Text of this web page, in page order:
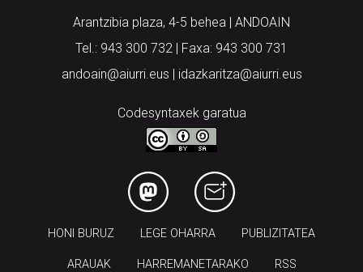
Arantzibia plaza, 4-5 behea | ANDOAIN
Tel.: 943 300 732 | Faxa: 943 300 731
andoain@aiurri.eus | idazkaritza@aiurri.eus
Codesyntaxek garatua
HONI BURUZ LEGE OHARRA PUBLIZITATEA
ARAUAK HARREMANETARAKO RSS